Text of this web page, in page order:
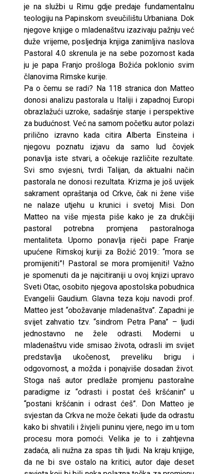
je na službi u Rimu gdje predaje fundamentalnu
teologiju na Papinskom sveučilištu Urbaniana. Dok
njegove knjige o mladenaštvu izazivaju pažnju već
duže vrijeme, posljednja knjiga zanimljiva naslova
Pastoral 4.0 skrenula je na sebe pozornost kada
ju je papa Franjo prošloga Božića poklonio svim
članovima Rimske kurije.
Pa o čemu se radi? Na 118 stranica don Matteo
donosi analizu pastorala u Italiji i zapadnoj Europi
obrazlažući uzroke, sadašnje stanje i perspektive
za budućnost. Već na samom početku autor polazi
prilično izravno kada citira Alberta Einsteina i
njegovu poznatu izjavu da samo lud čovjek
ponavlja iste stvari, a očekuje različite rezultate.
Svi smo svjesni, tvrdi Talijan, da aktualni način
pastorala ne donosi rezultata. Krizma je još uvijek
sakrament opraštanja od Crkve, čak ni žene više
ne nalaze utjehu u krunici i svetoj Misi. Don
Matteo na više mjesta piše kako je za drukčiji
pastoral potrebna promjena pastoralnoga
mentaliteta. Uporno ponavlja riječi pape Franje
upućene Rimskoj kuriji za Božić 2019.: “mora se
promijeniti”! Pastoral se mora promijeniti! Važno
je spomenuti da je najcitiraniji u ovoj knjizi upravo
Sveti Otac, osobito njegova apostolska pobudnica
Evangelii Gaudium. Glavna teza koju navodi prof.
Matteo jest “obožavanje mladenaštva”. Zapadni je
svijet zahvatio tzv. “sindrom Petra Pana” – ljudi
jednostavno ne žele odrasti. Moderni u
mladenaštvu vide smisao života, odrasli im svijet
predstavlja ukočenost, preveliku brigu i
odgovornost, a možda i ponajviše dosadan život.
Stoga naš autor predlaže promjenu pastoralne
paradigme iz “odrasti i postat ćeš kršćanin” u
“postani kršćanin i odrast ćeš”. Don Matteo je
svjestan da Crkva ne može čekati ljude da odrastu
kako bi shvatili i živjeli puninu vjere, nego im u tom
procesu mora pomoći. Velika je to i zahtjevna
zadaća, ali nužna za spas tih ljudi. Na kraju knjige,
da ne bi sve ostalo na kritici, autor daje deset